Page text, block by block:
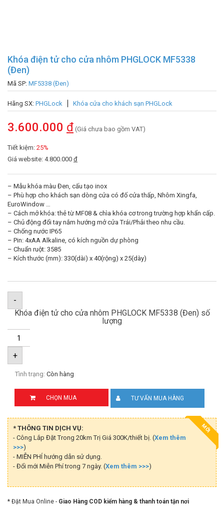
Khóa điện tử cho cửa nhôm PHGLOCK MF5338
(Đen)
Mã SP: MF5338 (Đen)
Hãng SX: PHGLock Khóa cửa cho khách sạn PHGLock
3.600.000 đ (Giá chưa bao gồm VAT)
Tiết kiệm: 25%
Giá website: 4.800.000 đ
– Mẫu khóa màu Đen, cấu tạo inox
– Phù hợp cho khách sạn dòng cửa có đố cửa thấp, Nhôm Xingfa,
EuroWindow …
– Cách mở khóa: thẻ từ MF08 & chìa khóa cơ trong trường hợp khẩn cấp.
– Chủ động đổi tay nắm hướng mở cửa Trái/Phải theo nhu cầu.
– Chống nước IP65
– Pin: 4xAA Alkaline, có kích nguồn dự phòng
– Chuẩn ruột: 3585
– Kích thước (mm): 330(dài) x 40(rộng) x 25(dày)
-
Khóa điện tử cho cửa nhôm PHGLOCK MF5338 (Đen) số
lượng
+
Tình trạng: Còn hàng
CHỌN MUA TƯ VẤN MUA HÀNG
MỚI
* THÔNG TIN DỊCH VỤ:
- Công Lắp Đặt Trong 20km Trị Giá 300K/thiết bị. (Xem thêm
>>>)
- MIỄN PHÍ hướng dẫn sử dụng.
- Đổi mới Miễn Phí trong 7 ngày. (Xem thêm >>>)
* Đặt Mua Online - Giao Hàng COD kiểm hàng & thanh toán tận nơi